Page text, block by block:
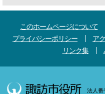
このホームページについて
プライバシーポリシー
ア
リンク集
法人番